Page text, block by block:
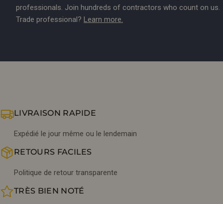
professionals. Join hundreds of contractors who count on us.
Trade professional? Learn more.
LIVRAISON RAPIDE
Expédié le jour même ou le lendemain
RETOURS FACILES
Politique de retour transparente
TRÈS BIEN NOTÉ